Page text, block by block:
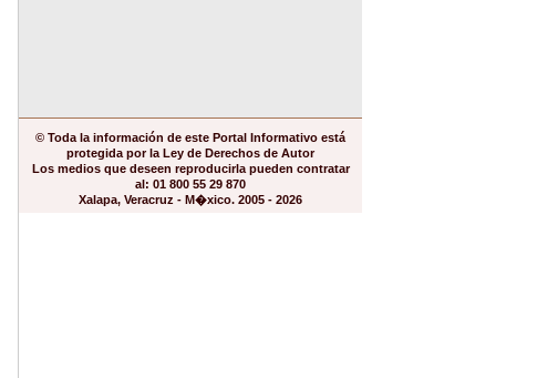
© Toda la información de este Portal Informativo está
protegida por la Ley de Derechos de Autor
Los medios que deseen reproducirla pueden contratar
al: 01 800 55 29 870
Xalapa, Veracruz - M�xico. 2005 - 2026